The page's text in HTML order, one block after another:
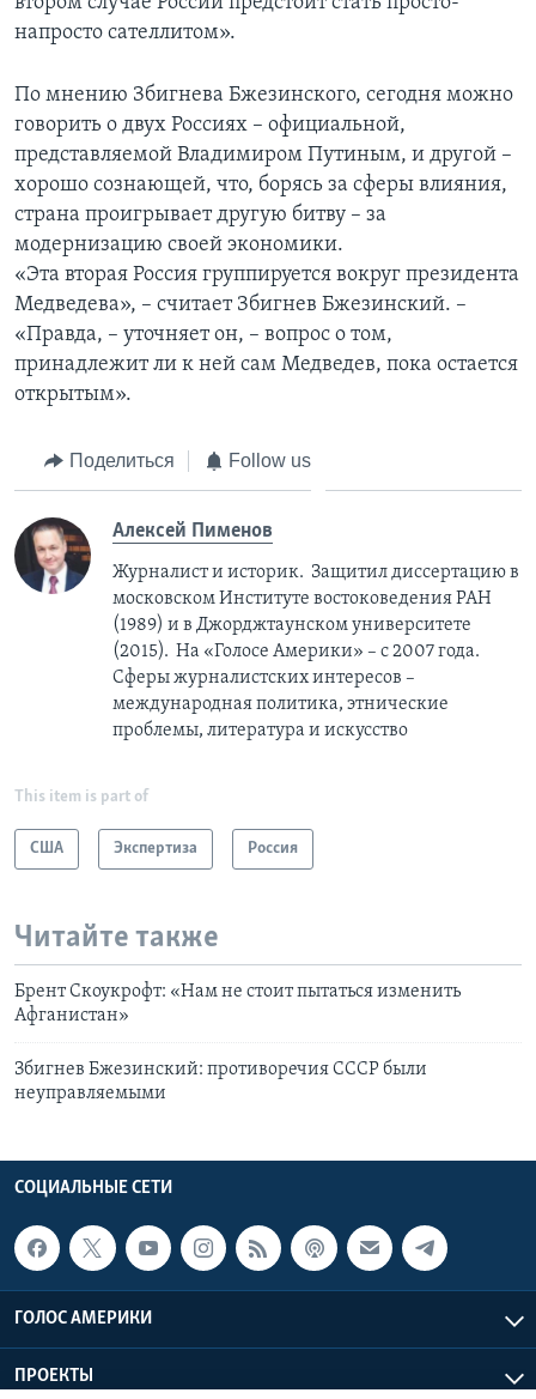
напросто сателлитом».
По мнению Збигнева Бжезинского, сегодня можно
говорить о двух Россиях – официальной,
представляемой Владимиром Путиным, и другой –
хорошо сознающей, что, борясь за сферы влияния,
страна проигрывает другую битву – за
модернизацию своей экономики.
«Эта вторая Россия группируется вокруг президента
Медведева», – считает Збигнев Бжезинский. –
«Правда, – уточняет он, – вопрос о том,
принадлежит ли к ней сам Медведев, пока остается
открытым».
Поделиться Follow us
Алексей Пименов
Журналист и историк. Защитил диссертацию в
московском Институте востоковедения РАН
(1989) и в Джорджтаунском университете
(2015). На «Голосе Америки» – с 2007 года.
Сферы журналистских интересов –
международная политика, этнические
проблемы, литература и искусство
This item is part of
США Экспертиза Россия
Читайте также
Брент Скоукрофт: «Нам не стоит пытаться изменить
Афганистан»
Збигнев Бжезинский: противоречия СССР были
неуправляемыми
СОЦИАЛЬНЫЕ СЕТИ
ГОЛОС АМЕРИКИ
ПРОЕКТЫ